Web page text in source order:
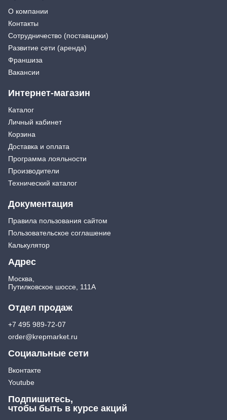
О компании
Контакты
Сотрудничество (поставщики)
Развитие сети (аренда)
Франшиза
Вакансии
Интернет-магазин
Каталог
Личный кабинет
Корзина
Доставка и оплата
Программа лояльности
Производители
Технический каталог
Документация
Правила пользования сайтом
Пользовательское соглашение
Калькулятор
Адрес
Москва,
Путилковское шоссе, 111А
Отдел продаж
+7 495 989-72-07
order@krepmarket.ru
Социальные сети
Вконтакте
Youtube
Подпишитесь,
чтобы быть в курсе акций